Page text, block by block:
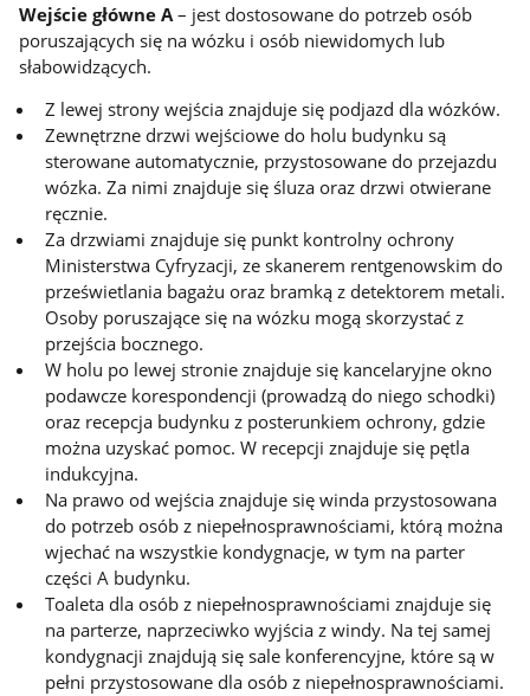
Wejście główne A – jest dostosowane do potrzeb osób
poruszających się na wózku i osób niewidomych lub
słabowidzących.
Z lewej strony wejścia znajduje się podjazd dla wózków.
Zewnętrzne drzwi wejściowe do holu budynku są
sterowane automatycznie, przystosowane do przejazdu
wózka. Za nimi znajduje się śluza oraz drzwi otwierane
ręcznie.
Za drzwiami znajduje się punkt kontrolny ochrony
Ministerstwa Cyfryzacji, ze skanerem rentgenowskim do
prześwietlania bagażu oraz bramką z detektorem metali.
Osoby poruszające się na wózku mogą skorzystać z
przejścia bocznego.
W holu po lewej stronie znajduje się kancelaryjne okno
podawcze korespondencji (prowadzą do niego schodki)
oraz recepcja budynku z posterunkiem ochrony, gdzie
można uzyskać pomoc. W recepcji znajduje się pętla
indukcyjna.
Na prawo od wejścia znajduje się winda przystosowana
do potrzeb osób z niepełnosprawnościami, którą można
wjechać na wszystkie kondygnacje, w tym na parter
części A budynku.
Toaleta dla osób z niepełnosprawnościami znajduje się
na parterze, naprzeciwko wyjścia z windy. Na tej samej
kondygnacji znajdują się sale konferencyjne, które są w
pełni przystosowane dla osób z niepełnosprawnościami.